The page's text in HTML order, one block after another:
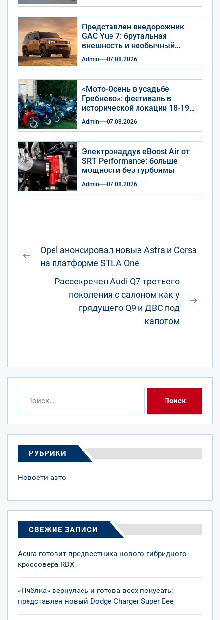
Представлен внедорожник
GAC Yue 7: брутальная
внешность и необычный
салон
Admin 07.08.2026
«Мото-Осень в усадьбе
Гребнево»: фестиваль в
исторической локации 18-19
сентября 2026 года
Admin 07.08.2026
Электронаддув eBoost Air от
SRT Performance: больше
мощности без турбоямы
Admin 07.08.2026
Навигация
по
записям
Предыдущая
Opel анонсировал новые Astra и Corsa
на платформе STLA One
Рассекречен Audi Q7 третьего
поколения с салоном как у
грядущего Q9 и ДВС под
капотом
РУБРИКИ
Новости авто
СВЕЖИЕ ЗАПИСИ
Acura готовит предвестника нового гибридного
кроссовера RDX
«Пчёлка» вернулась и готова всех покусать:
представлен новый Dodge Charger Super Bee